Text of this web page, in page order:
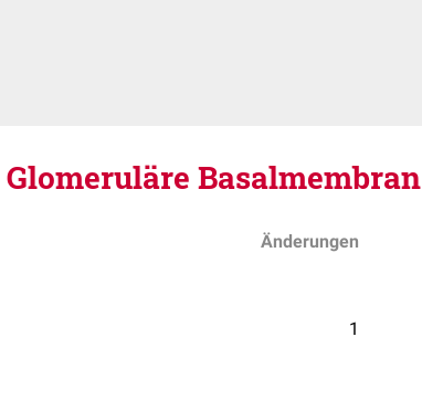
Glomeruläre Basalmembran
Änderungen
1